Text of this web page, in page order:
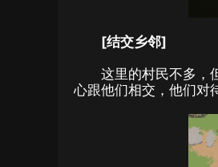
[结交乡邻]
这里的村民不多，
心跟他们相交，他们对